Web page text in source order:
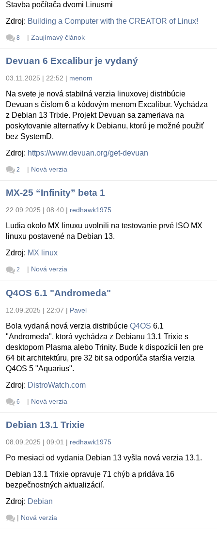
Stavba počítača dvomi Linusmi
Zdroj: Building a Computer with the CREATOR of Linux!
8 | Zaujímavý článok
Devuan 6 Excalibur je vydaný
03.11.2025 | 22:52 | menom
Na svete je nová stabilná verzia linuxovej distribúcie
Devuan s číslom 6 a kódovým menom Excalibur. Vychádza
z Debian 13 Trixie. Projekt Devuan sa zameriava na
poskytovanie alternatívy k Debianu, ktorú je možné použiť
bez SystemD.
Zdroj: https://www.devuan.org/get-devuan
2 | Nová verzia
MX-25 “Infinity” beta 1
22.09.2025 | 08:40 | redhawk1975
Ludia okolo MX linuxu uvolnili na testovanie prvé ISO MX
linuxu postavené na Debian 13.
Zdroj: MX linux
2 | Nová verzia
Q4OS 6.1 "Andromeda"
12.09.2025 | 22:07 | Pavel
Bola vydaná nová verzia distribúcie Q4OS 6.1
"Andromeda", ktorá vychádza z Debianu 13.1 Trixie s
desktopom Plasma alebo Trinity. Bude k dispozícii len pre
64 bit architektúru, pre 32 bit sa odporúča staršia verzia
Q4OS 5 "Aquarius".
Zdroj: DistroWatch.com
6 | Nová verzia
Debian 13.1 Trixie
08.09.2025 | 09:01 | redhawk1975
Po mesiaci od vydania Debian 13 vyšla nová verzia 13.1.
Debian 13.1 Trixie opravuje 71 chýb a pridáva 16
bezpečnostných aktualizácií.
Zdroj: Debian
| Nová verzia